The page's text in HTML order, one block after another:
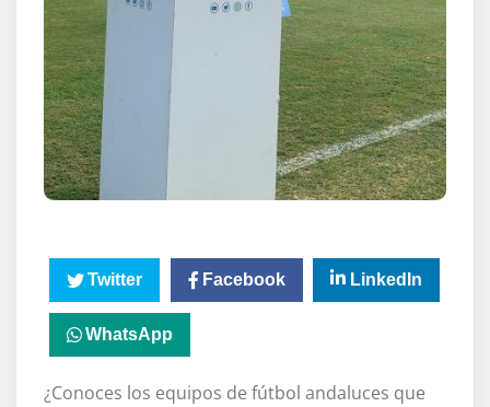
Twitter Facebook LinkedIn
WhatsApp
¿Conoces los equipos de fútbol andaluces que